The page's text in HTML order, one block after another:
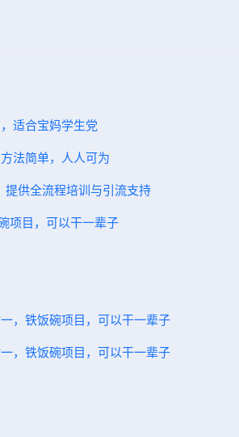
适合宝妈学生党
法简单，人人可为
供全流程培训与引流支持
项目，可以干一辈子
，铁饭碗项目，可以干一辈子
，铁饭碗项目，可以干一辈子